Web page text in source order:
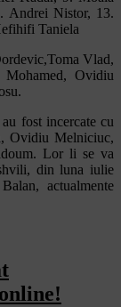
Andrei Nistor, 13.
Taniela
Vlad,
Ovidiu
fost incercate cu
Ovidiu Melniciuc,
Lor li se va
din luna iulie
actualmente